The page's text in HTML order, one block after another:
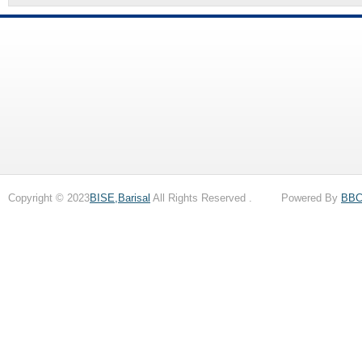
Copyright © 2023BISE,Barisal All Rights Reserved . Powered By